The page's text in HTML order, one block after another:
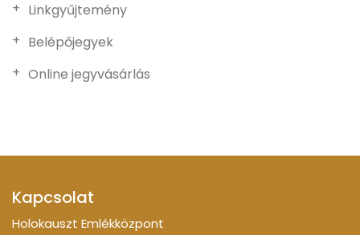
Linkgyűjtemény
Belépőjegyek
Online jegyvásárlás
Kapcsolat
Holokauszt Emlékközpont